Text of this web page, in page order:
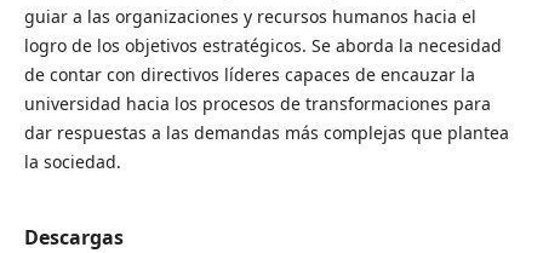
guiar a las organizaciones y recursos humanos hacia el
logro de los objetivos estratégicos. Se aborda la necesidad
de contar con directivos líderes capaces de encauzar la
universidad hacia los procesos de transformaciones para
dar respuestas a las demandas más complejas que plantea
la sociedad.
Descargas